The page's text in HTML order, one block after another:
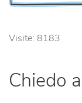
Visite: 8183
Chiedo